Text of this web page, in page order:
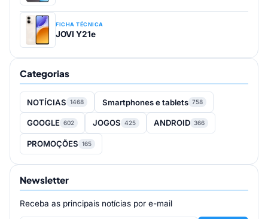
FICHA TÉCNICA
JOVI Y21e
Categorias
NOTÍCIAS 1468 Smartphones e tablets 758
GOOGLE 602 JOGOS 425 ANDROID 366
PROMOÇÕES 165
Newsletter
Receba as principais notícias por e-mail